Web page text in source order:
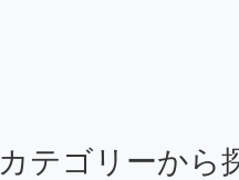
カテゴリーから